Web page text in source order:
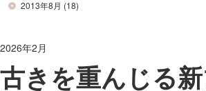
2013年8月 (18)
2026年2月
古きを重んじる